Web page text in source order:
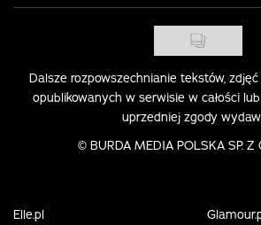
Dalsze rozpowszechnianie tekstów,
opublikowanych w serwisie w całości
uprzedniej zgody
© BURDA MEDIA POLSKA SP. Z
Elle.pl